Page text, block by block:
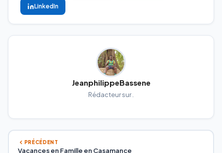
LinkedIn
JeanphilippeBassene
Rédacteur sur .
PRÉCÉDENT
Vacances en Famille en Casamance